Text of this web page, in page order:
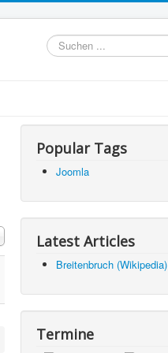
Suchen
...
Popular Tags
Joomla
Latest Articles
Breitenbruch (Wikipedia)
Termine